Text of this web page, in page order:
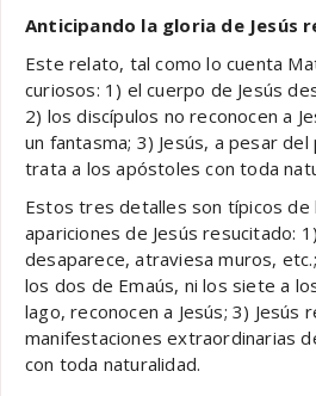
Anticipando la gloria de Jesús
Este relato, tal como lo cuenta
curiosos: 1) el cuerpo de Jesús
2) los discípulos no reconocen a
un fantasma; 3) Jesús, a pesar
trata a los apóstoles con toda
Estos tres detalles son típicos
apariciones de Jesús resucitado:
desaparece, atraviesa muros,
los dos de Emaús, ni los siete a
lago, reconocen a Jesús; 3) Jesús
manifestaciones extraordinarias
con toda naturalidad.